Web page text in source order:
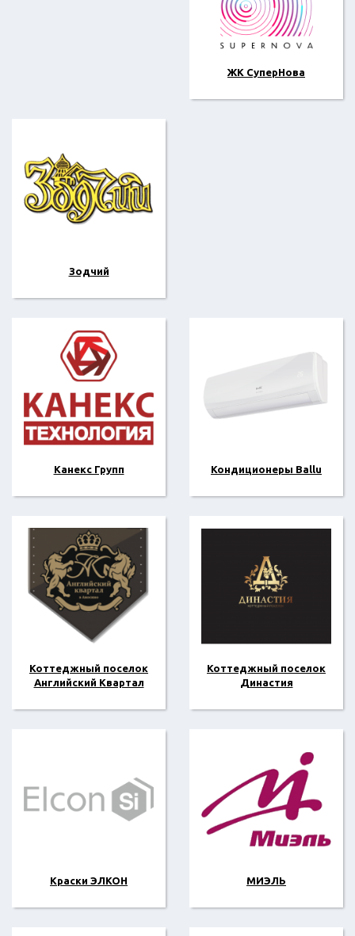
ЖК СуперНова
Зодчий
Канекс Групп Кондиционеры Ballu
Коттеджный поселок
Английский Квартал
Коттеджный поселок
Династия
Краски ЭЛКОН МИЭЛЬ